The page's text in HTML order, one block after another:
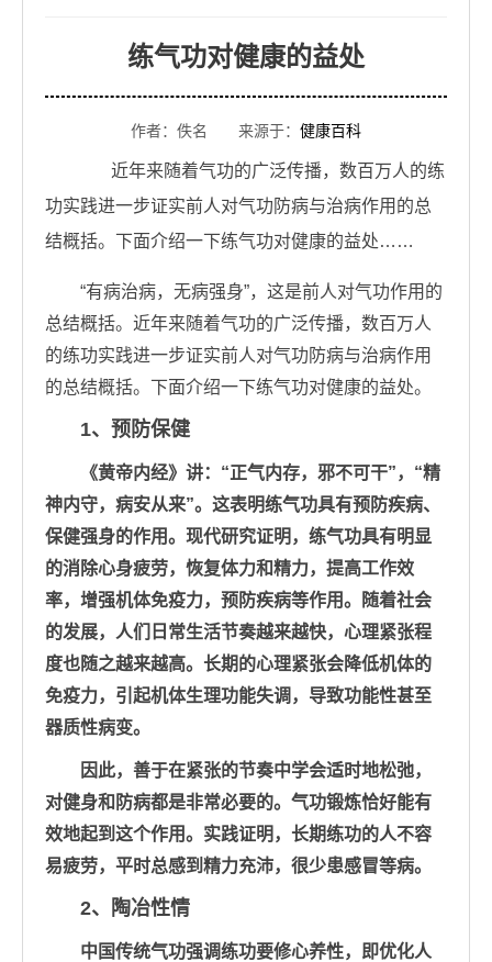
练气功对健康的益处
作者：佚名 来源于： 健康百科
近年来随着气功的广泛传播，数百万人的练
功实践进一步证实前人对气功防病与治病作用的总
结概括。下面介绍一下练气功对健康的益处……
“有病治病，无病强身”，这是前人对气功作用的
总结概括。近年来随着气功的广泛传播，数百万人
的练功实践进一步证实前人对气功防病与治病作用
的总结概括。下面介绍一下练气功对健康的益处。
1、预防保健
《黄帝内经》讲：“正气内存，邪不可干”，“精
神内守，病安从来”。这表明练气功具有预防疾病、
保健强身的作用。现代研究证明，练气功具有明显
的消除心身疲劳，恢复体力和精力，提高工作效
率，增强机体免疫力，预防疾病等作用。随着社会
的发展，人们日常生活节奏越来越快，心理紧张程
度也随之越来越高。长期的心理紧张会降低机体的
免疫力，引起机体生理功能失调，导致功能性甚至
器质性病变。
因此，善于在紧张的节奏中学会适时地松弛，
对健身和防病都是非常必要的。气功锻炼恰好能有
效地起到这个作用。实践证明，长期练功的人不容
易疲劳，平时总感到精力充沛，很少患感冒等病。
2、陶冶性情
中国传统气功强调练功要修心养性，即优化人